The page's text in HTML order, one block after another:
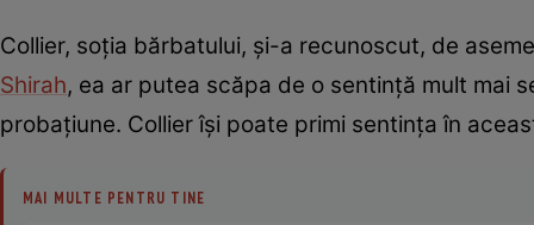
Collier, soția bărbatului, și-a recunoscut, de
Shirah, ea ar putea scăpa de o sentință mult mai
probațiune. Collier își poate primi sentința în
MAI MULTE PENTRU TINE